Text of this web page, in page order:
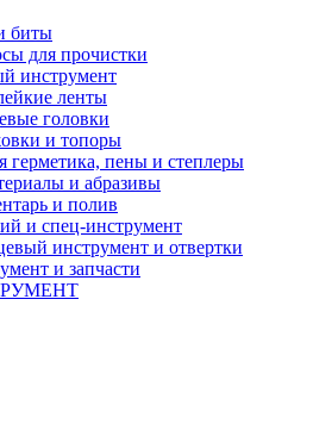
биты
для прочистки
инструмент
ленты
головки
и топоры
герметика, пены и степлеры
и абразивы
и полив
и спец-инструмент
инструмент и отвертки
и запчасти